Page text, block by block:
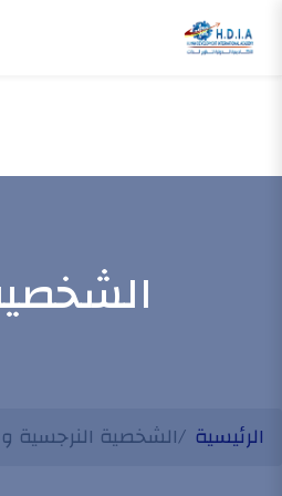
الرئيسية الشخصية النرجسية